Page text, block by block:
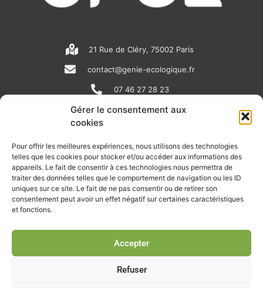
Gérer le consentement aux
cookies
Pour offrir les meilleures expériences, nous utilisons des technologies
telles que les cookies pour stocker et/ou accéder aux informations des
appareils. Le fait de consentir à ces technologies nous permettra de
traiter des données telles que le comportement de navigation ou les ID
uniques sur ce site. Le fait de ne pas consentir ou de retirer son
consentement peut avoir un effet négatif sur certaines caractéristiques
et fonctions.
Accepter
Refuser
21 Rue de Cléry, 75002 Paris
contact@genie-ecologique.fr
07 46 27 28 23
N
e
w
s
p
p
e
i
n
k
e
i
n
o
u
t
u
e
RECEVOIR L'ACTU DE LA FILIÈRE
Retrouvez tous les mois les articles terrain de nos adhérents, les
rendez-vous importants de la filière, nos offres de stages et
Je m'abonne à la lettre d'info